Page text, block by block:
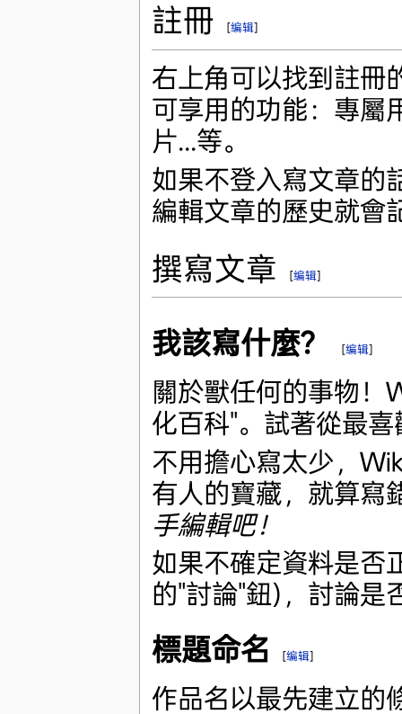
註冊 [编辑]
右上角可以找到註冊
可享用的功能：專屬
片...等。
如果不登入寫文章的
編輯文章的歷史就會
撰寫文章 [编辑]
我該寫什麼？ [编辑]
關於獸任何的事物！
化百科"。試著從最
不用擔心寫太少，
有人的寶藏，就算寫
手編輯吧！
如果不確定資料是否
的"討論"鈕)，討論是
標題命名 [编辑]
作品名以最先建立的